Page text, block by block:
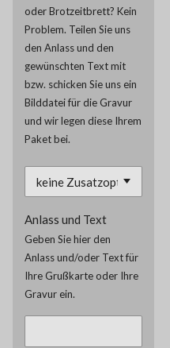
oder Brotzeitbrett? Kein
Problem. Teilen Sie uns
den Anlass und den
gewünschten Text mit
bzw. schicken Sie uns ein
Bilddatei für die Gravur
und wir legen diese Ihrem
Paket bei.
Anlass und Text
Geben Sie hier den
Anlass und/oder Text für
Ihre Grußkarte oder Ihre
Gravur ein.